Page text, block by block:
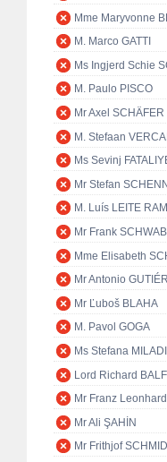
Mme Maryvonne
M. Marco GATTI
Ms Ingjerd Schie
M. Paulo PISCO
Mr Axel SCHÄFER
M. Stefaan
Ms Sevinj
Mr Stefan
M. Luís LEITE
Mr Frank
Mme Elisabeth
Mr Antonio
Mr Ľuboš BLAHA
M. Pavol GOGA
Ms Stefana
Lord Richard
Mr Franz
Mr Ali ŞAHİN
Mr Frithjof